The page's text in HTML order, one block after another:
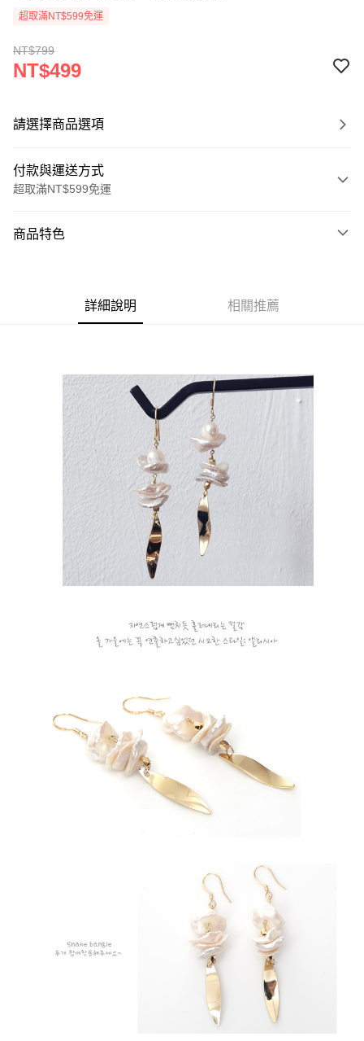
超取滿NT$599免運
NT$799
NT$499
請選擇商品選項
付款與運送方式
超取滿NT$599免運
信用卡一次付款
AFTEE先享後付
【關於「AFTEE先享後付」】
AFTEE先享後付是「在收到商品之後才付款」的支付方式。 讓您購物簡單
１．簡單：不需註冊會員、不需綁卡、不需儲值。
２．便利：只要手機號碼，簡訊認證，即可結帳。
３．安心：先確認商品／服務後，再付款。
結帳頁面，進行簡訊認證並確認金額後，即可完成結帳。
２．訂單成立數日內，您將收到繳費通知簡訊。
購買商品的店家。未經商家同意取消之訂單仍視為有效，需透過AFTEE先享
後付繳納相關費用。
※ 交易是否成功請以「AFTEE先享後付 」之結帳頁面顯示為準，若有關於
是否繳費成功／繳費後需取消欲退款等相關疑問，請聯繫「AFTEE先享後付
https://netprotections.freshdesk.com/support/home
１．透過由恩沛科技股份有限公司提供之「AFTEE先享後付」服務完成之交
易，需依本服務之必要範圍內提供個人資料，並將交易相關給付款項請求債
３．未成年的使用者請事先徵得法定代理人或監護人之同意方可使用
「AFTEE先享後付」，若未經同意申辦者引起之損失，本公司不負相關責
４．使用「AFTEE先享後付」時，將依據個別帳號之用戶狀況，依本公司即
時審查核予不同之上限額度；若仍有額度不足之情形，本公司將視審查結果
請求用戶進行身份認證。
５．嚴禁一人註冊多個帳號或使用他人資訊註冊。若發現惡意使用之情形，
恩沛科技股份有限公司將有權停止該用戶之使用額度並採取法律行動。
全家取貨付款
每筆NT$79，滿NT$599(含以上)免運費
每筆NT$79，滿NT$1,000(含以上)免運費
付款後7-11取貨
每筆NT$79，滿NT$1,000(含以上)免運費
每筆NT$90，滿NT$1,000(含以上)免運費
商品特色
不規則天然石設計
時尚垂墜感
★【周一至周五-早上09:30~12:00 下午13:00~17:00】
● 加入FACEBOOK粉絲團：【A-MAY STYLE(艾美時尚)】優惠好康
★下標後無法改單，需修改請登入-會員系統-交易紀錄-取消訂單-重
詳細說明 相關推薦